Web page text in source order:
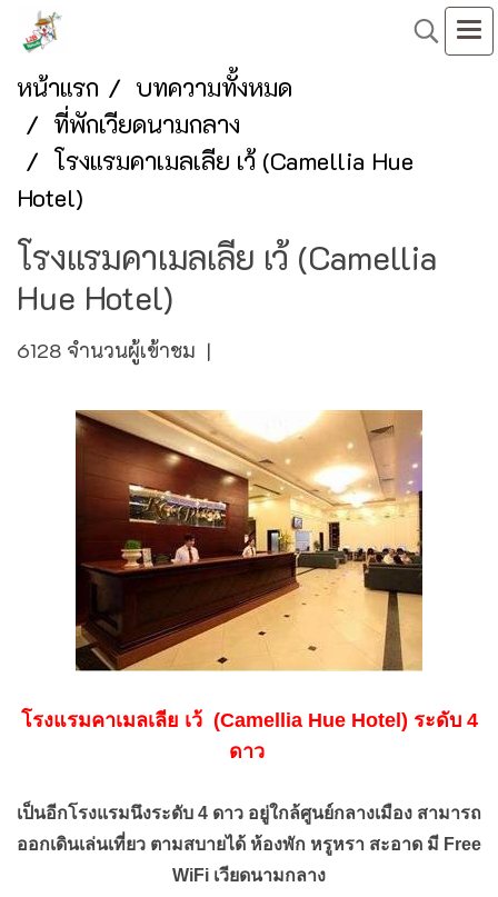
หน้าแรก
บทความทั้งหมด
ที่พักเวียดนามกลาง
โรงแรมคาเมลเลีย เว้ (Camellia Hue
Hotel)
โรงแรมคาเมลเลีย เว้ (Camellia
Hue Hotel)
6128 จำนวนผู้เข้าชม |
โรงแรมคาเมลเลีย เว้ (Camellia Hue Hotel) ระดับ 4
ดาว
เป็นอีกโรงแรมนึงระดับ 4 ดาว อยู่ใกล้ศูนย์กลางเมือง สามารถ
ออกเดินเล่นเที่ยว ตามสบายได้ ห้องพัก หรูหรา สะอาด มี Free
WiFi เวียดนามกลาง